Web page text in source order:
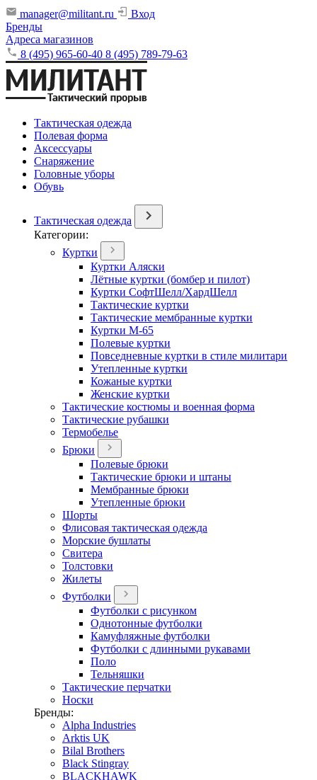
manager@militant.ru
Вход
Бренды
Адреса магазинов
8 (495) 965-60-40 8 (495) 789-79-63
Тактическая одежда
Полевая форма
Аксессуары
Снаряжение
Головные уборы
Обувь
Тактическая одежда
Категории:
Куртки
Куртки Аляски
Лётные куртки (бомбер и пилот)
Куртки СофтШелл/ХардШелл
Тактические куртки
Тактические мембранные куртки
Куртки М-65
Полевые куртки
Повседневные куртки в стиле милитари
Утепленные куртки
Кожаные куртки
Женские куртки
Тактические костюмы и военная форма
Тактические рубашки
Термобелье
Брюки
Полевые брюки
Тактические брюки и штаны
Мембранные брюки
Утепленные брюки
Шорты
Флисовая тактическая одежда
Морские бушлаты
Свитера
Толстовки
Жилеты
Футболки
Футболки с рисунком
Однотонные футболки
Камуфляжные футболки
Футболки с длинными рукавами
Поло
Тельняшки
Тактические перчатки
Носки
Бренды:
Alpha Industries
Arktis UK
Bilal Brothers
Black Stingray
BLACKHAWK